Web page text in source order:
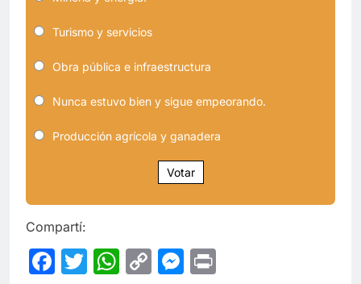
Turismo y servicios
Obra pública e infraestructura
Nunca estuvo bien y sigue empeorando.
Producción agrícola y ganadera
Votar
Compartí:
Facebook
Twitter
WhatsApp
CopyMessenger